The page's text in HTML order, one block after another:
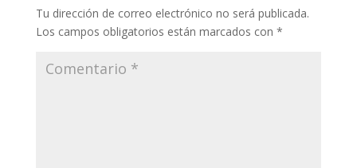
Tu dirección de correo electrónico no será publicada.
Los campos obligatorios están marcados con *